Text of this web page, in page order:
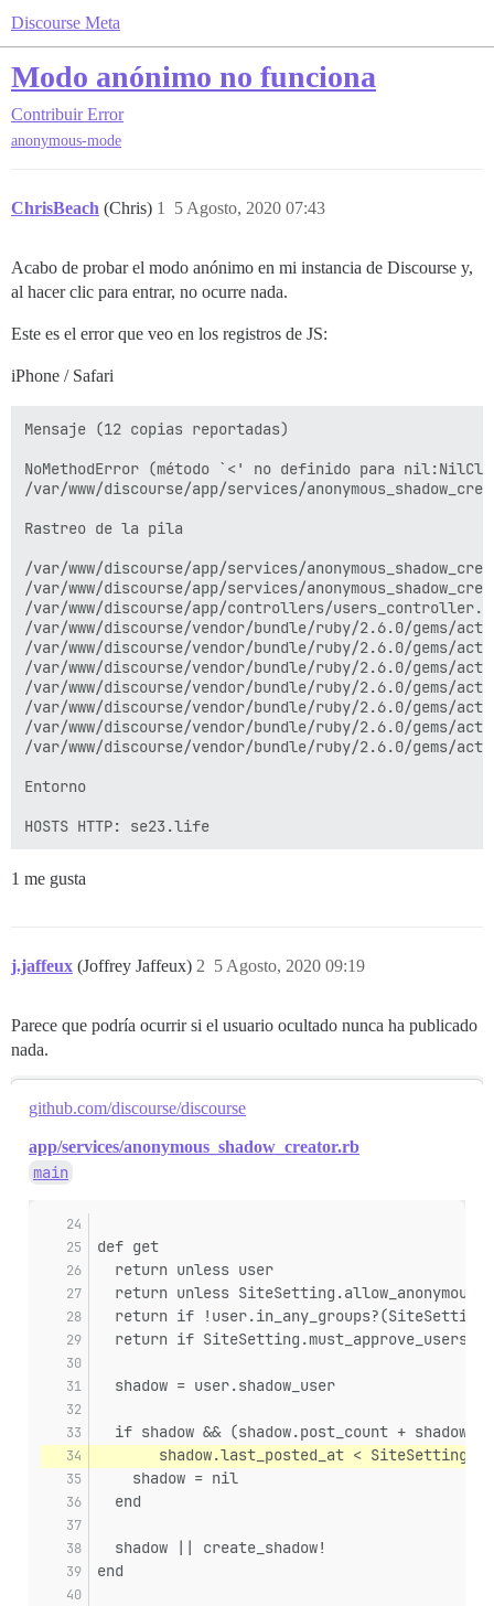
Discourse Meta
Modo anónimo no funciona
Contribuir Error
anonymous-mode
ChrisBeach (Chris) 5 Agosto, 2020 07:43
1
Acabo de probar el modo anónimo en mi instancia de Discourse y,
al hacer clic para entrar, no ocurre nada.
Este es el error que veo en los registros de JS:
iPhone / Safari
Mensaje (12 copias reportadas)
NoMethodError (método `<' no definido para
/var/www/discourse/app/services/
Rastreo de la pila
/var/www/discourse/app/services/
/var/www/discourse/app/services/
/var/www/discourse/app/controllers/
/var/www/discourse/vendor/bundle/ruby/2.6.0/
/var/www/discourse/vendor/bundle/ruby/2.6.0/gems/
/var/www/discourse/vendor/bundle/ruby/2.6.0/
/var/www/discourse/vendor/bundle/ruby/2.6.0/
/var/www/discourse/vendor/bundle/ruby/2.6.0/gems/
/var/www/discourse/vendor/bundle/ruby/2.6.0/
/var/www/discourse/vendor/bundle/ruby/2.6.0/gems/
Entorno
HOSTS HTTP: se23.life
1 me gusta
j.jaffeux (Joffrey Jaffeux) 5 Agosto, 2020 09:19
2
Parece que podría ocurrir si el usuario ocultado nunca ha publicado
nada.
github.com/discourse/discourse
app/services/anonymous_shadow_creator.rb
main
def get
  return unless user
return unless
return if
return if SiteSetting.must_approve_users?
  shadow = user.shadow_user
if shadow && (shadow.post_count +
shadow.last_posted_at <
    shadow = nil
  end
  shadow || create_shadow!
end